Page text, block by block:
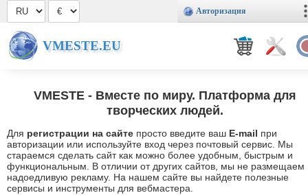
Авторизация
VMESTE.EU
VMESTE - Вместе по миру. Платформа для
творческих людей.
Для регистрации на сайте просто введите ваш E-mail при
авторизации или используйте вход через почтовый сервис. Мы
стараемся сделать сайт как можно более удобным, быстрым и
функциональным. В отличии от других сайтов, мы не размещаем
надоедливую рекламу. На нашем сайте вы найдете полезные
сервисы и инструменты для вебмастера.